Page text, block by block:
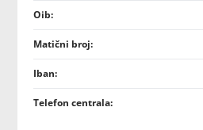
Oib:
Matični broj:
Iban:
Telefon centrala: